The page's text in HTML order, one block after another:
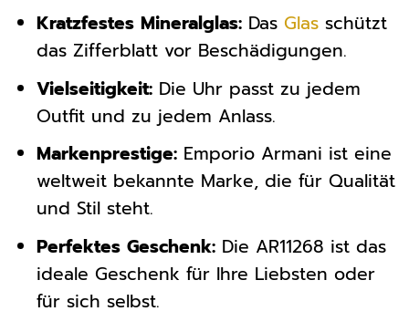
Kratzfestes Mineralglas:Das Glasschützt
das Zifferblatt vor Beschädigungen.
Vielseitigkeit:Die Uhr passt zu jedem
Outfit und zu jedem Anlass.
Markenprestige:Emporio Armani ist eine
weltweit bekannte Marke, die für Qualität
und Stil steht.
Perfektes Geschenk:Die AR11268 ist das
ideale Geschenk für Ihre Liebsten oder
für sich selbst.